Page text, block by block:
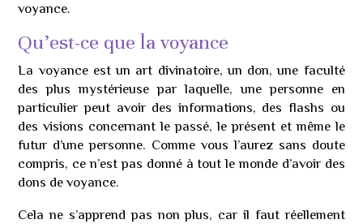
voyance.
Qu’est-ce que la voyance
La voyance est un art divinatoire, un don, une faculté
des plus mystérieuse par laquelle, une personne en
particulier peut avoir des informations, des flashs ou
des visions concernant le passé, le présent et même le
futur d’une personne. Comme vous l’aurez sans doute
compris, ce n’est pas donné à tout le monde d’avoir des
dons de voyance.
Cela ne s’apprend pas non plus, car il faut réellement